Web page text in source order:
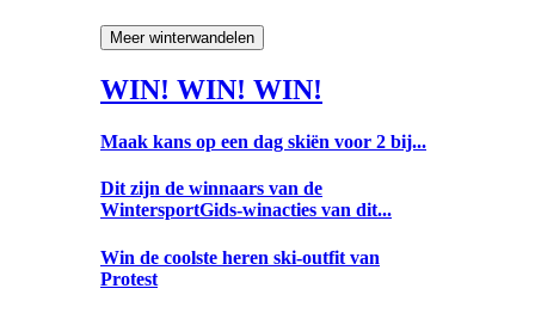
Meer winterwandelen
WIN! WIN! WIN!
Maak kans op een dag skiën voor 2 bij...
Dit zijn de winnaars van de
WintersportGids-winacties van dit...
Win de coolste heren ski-outfit van
Protest